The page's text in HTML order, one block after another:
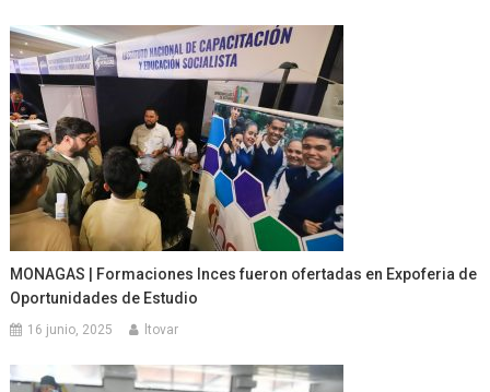
MONAGAS | Formaciones Inces fueron ofertadas en Expoferia de
Oportunidades de Estudio
16 junio, 2025 ltovar